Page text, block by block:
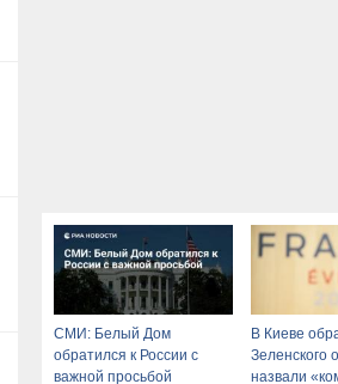
СМИ: Белый Дом
обратился к России с
важной просьбой
В Киеве
Зеленского
назвали